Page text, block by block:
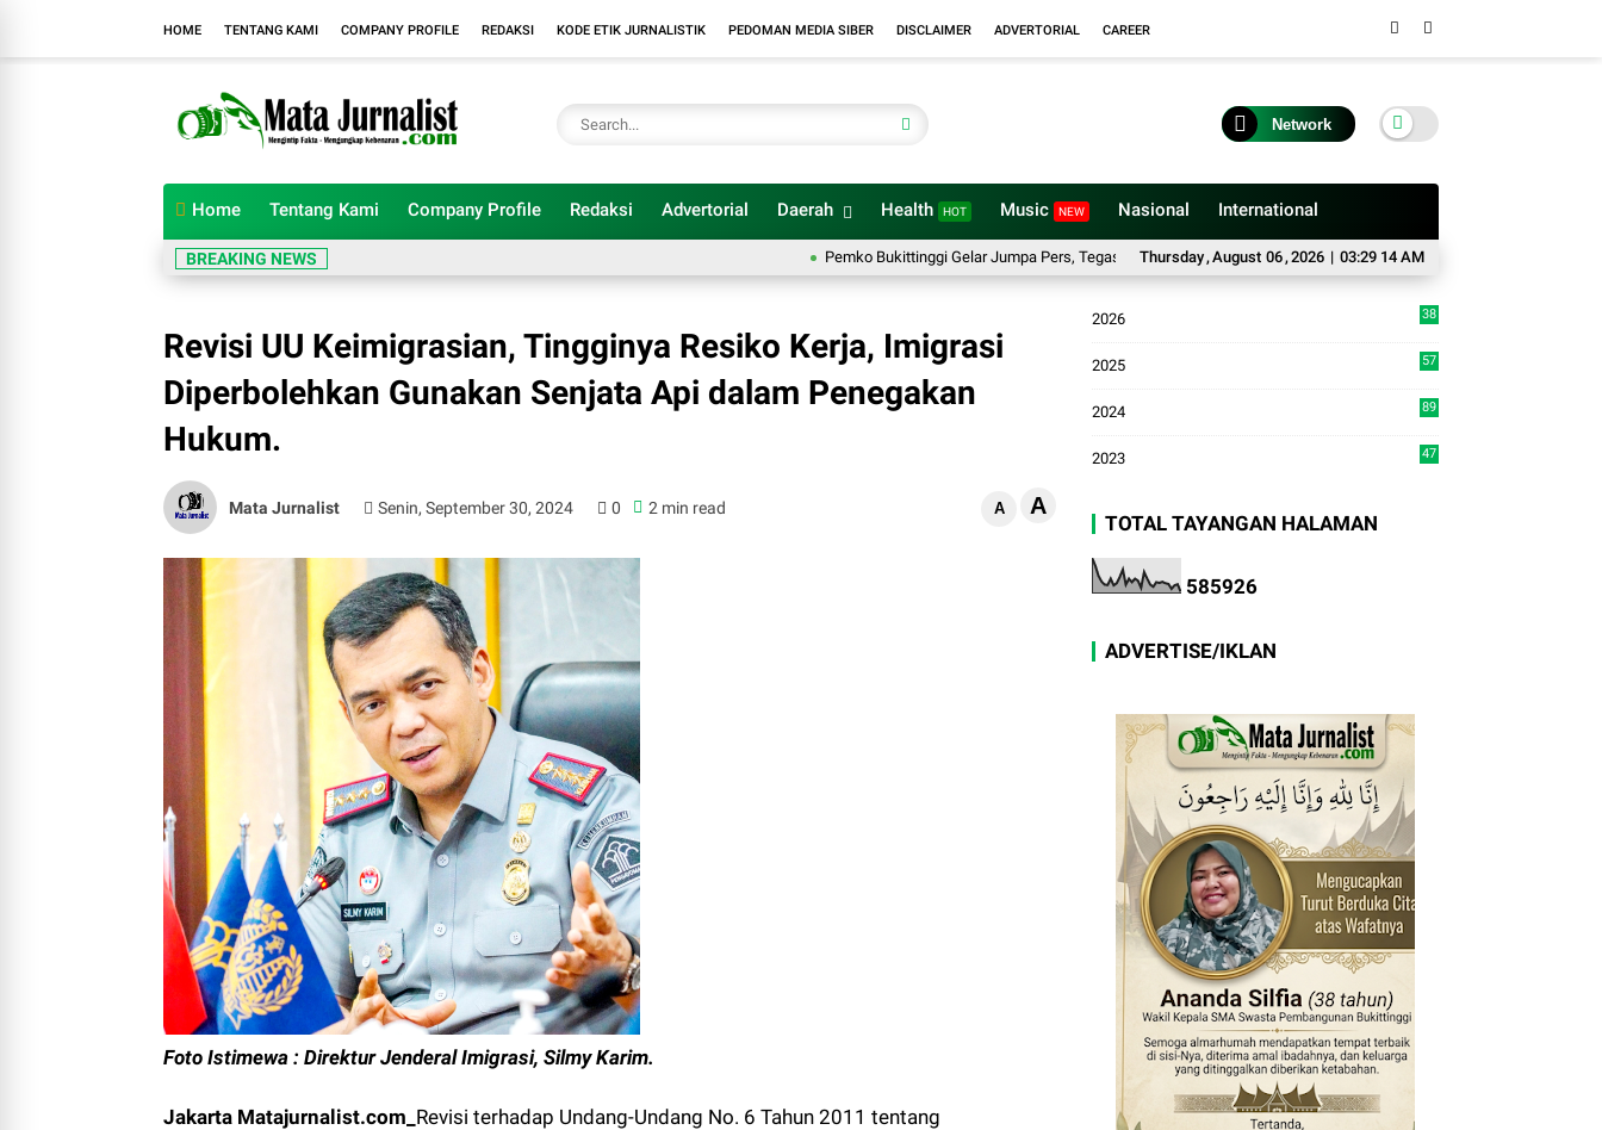
HOME TENTANG KAMI COMPANY PROFILE REDAKSI KODE ETIK JURNALISTIK PEDOMAN MEDIA SIBER DISCLAIMER ADVERTORIAL CAREER
Network
Home Tentang Kami Company Profile Redaksi Advertorial Daerah Health HOT Music NEW Nasional International
Thursday,August 06,2026 | 03:29 15 AM
BREAKING NEWS Pemko Bukittinggi Gelar Jumpa Pers, Tegaskan Status Aset Daerah dan Klarifikasi Lahan di Kawasan UFDK
Revisi UU Keimigrasian, Tingginya Resiko Kerja, Imigrasi
Diperbolehkan Gunakan Senjata Api dalam Penegakan
Hukum.
Mata Jurnalist Senin, September 30, 2024 0 2 min read A A
Foto Istimewa : Direktur Jenderal Imigrasi, Silmy Karim.
Jakarta Matajurnalist.com_ Revisi terhadap Undang-Undang No. 6 Tahun 2011 tentang
2026
38
2025
57
2024
89
2023 47
TOTAL TAYANGAN HALAMAN
585926
ADVERTISE/IKLAN